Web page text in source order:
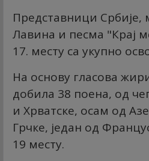
Представници Србије,
Лавина и песма "Крај
17. месту са укупно
На основу гласова
добила 38 поена, од
и Хрватске, осам од
Грчке, један од
19 месту.